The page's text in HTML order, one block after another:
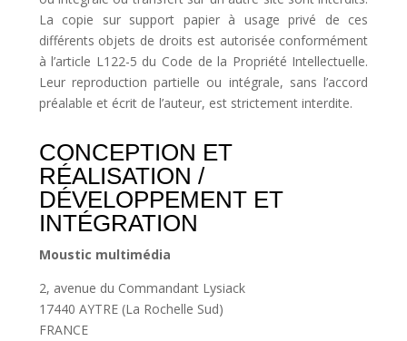
La copie sur support papier à usage privé de ces
différents objets de droits est autorisée conformément
à l’article L122-5 du Code de la Propriété Intellectuelle.
Leur reproduction partielle ou intégrale, sans l’accord
préalable et écrit de l’auteur, est strictement interdite.
CONCEPTION ET
RÉALISATION /
DÉVELOPPEMENT ET
INTÉGRATION
Moustic multimédia
2, avenue du Commandant Lysiack
17440 AYTRE (La Rochelle Sud)
FRANCE